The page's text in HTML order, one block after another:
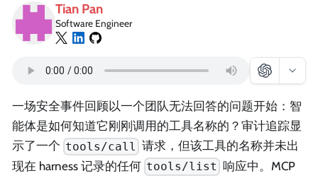
Tian Pan
Software Engineer
一场安全事件回顾以一个团队无法回答的问题开始：智
能体是如何知道它刚刚调用的工具名称的？审计追踪显
示了一个 tools/call 请求，但该工具的名称并未出
现在 harness 记录的任何 tools/list 响应中。MCP